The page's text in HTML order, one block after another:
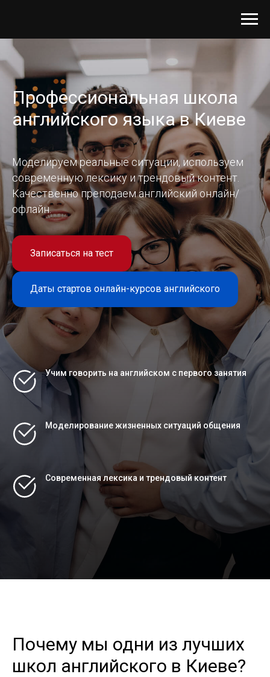
Профессиональная школа
английского языка в Киеве
Моделируем реальные ситуации, используем
современную лексику и трендовый контент.
Качественно преподаем английский онлайн/
офлайн.
Записаться на тест
Даты стартов онлайн-курсов английского
Учим говорить на английском с первого занятия
Моделирование жизненных ситуаций общения
Современная лексика и трендовый контент
Почему мы одни из лучших
школ английского в Киеве?